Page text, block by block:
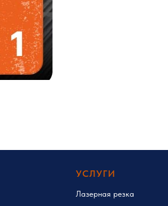
УСЛУГИ
Лазерная резка